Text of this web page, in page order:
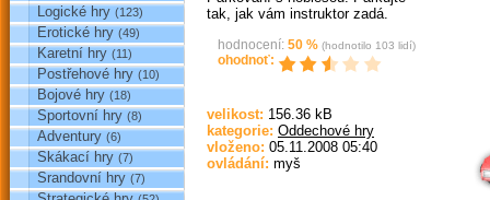
Logické hry (123)
Erotické hry (49)
Karetní hry (11)
Postřehové hry (10)
Bojové hry (18)
Sportovní hry (8)
Adventury (6)
Skákací hry (7)
Srandovní hry (7)
tak, jak vám instruktor zadá.
hodnocení: 50 % (hodnotilo 103 lidí)
ohodnoť:
velikost: 156.36 kB
kategorie: Oddechové hry
vloženo: 05.11.2008 05:40
ovládání: myš